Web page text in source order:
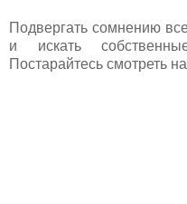
Подвергать сомнению
и искать
Постарайтесь смотреть